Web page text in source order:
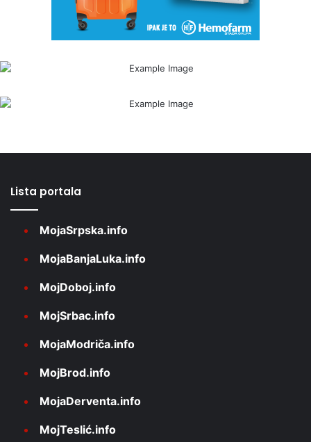
Lista portala
MojaSrpska.info
MojaBanjaLuka.info
MojDoboj.info
MojSrbac.info
MojaModriča.info
MojBrod.info
MojaDerventa.info
MojTeslić.info